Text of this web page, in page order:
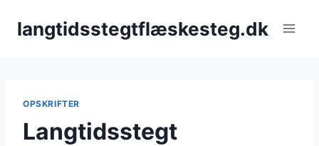
langtidsstegtflæskesteg.dk
OPSKRIFTER
Langtidsstegt